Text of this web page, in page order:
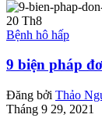
20 Th8
Bệnh hô hấp
9 biện pháp
Đăng bởi Thảo
Tháng 9 29, 2021